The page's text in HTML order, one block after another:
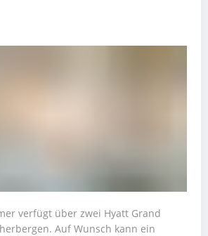
verfügt über zwei Hyatt Grand
Auf Wunsch kann ein